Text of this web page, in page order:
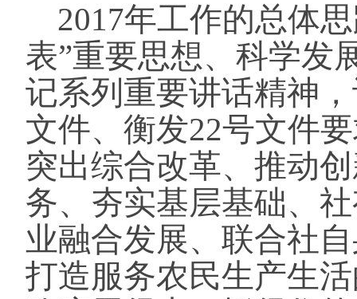
2017年工作的总体
表”重要思想、科学发
记系列重要讲话精神
文件、衡发22号文件
突出综合改革、推动
务、夯实基层基础、
业融合发展、联合社
打造服务农民生产生